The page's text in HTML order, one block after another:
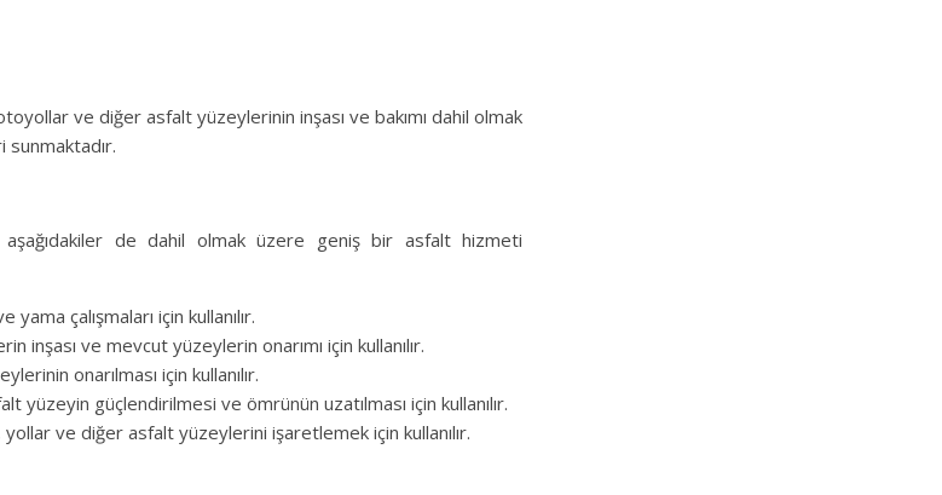
ve diğer asfalt yüzeylerinin inşası ve bakımı dahil olmak
aşağıdakiler de dahil olmak üzere geniş bir asfalt hizmeti
çalışmaları için kullanılır.
inşası ve mevcut yüzeylerin onarımı için kullanılır.
onarılması için kullanılır.
yüzeyin güçlendirilmesi ve ömrünün uzatılması için kullanılır.
ve diğer asfalt yüzeylerini işaretlemek için kullanılır.